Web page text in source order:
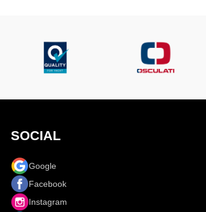
SOCIAL
Google
Facebook
Instagram